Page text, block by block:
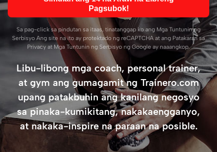
Pagsubok!
Sa pag-click sa pindutan sa itaas, tinatanggap ko ang Mga Tuntunin ng
Serbisyo Ang site na ito ay protektado ng reCAPTCHA at ang Patakaran sa
Privacy at Mga Tuntunin ng Serbisyo ng Google ay naaangkop.
Libu-libong mga coach, personal trainer,
at gym ang gumagamit ng Trainero.com
upang patakbuhin ang kanilang negosyo
sa pinaka-kumikitang, nakakaengganyo,
at nakaka-inspire na paraan na posible.